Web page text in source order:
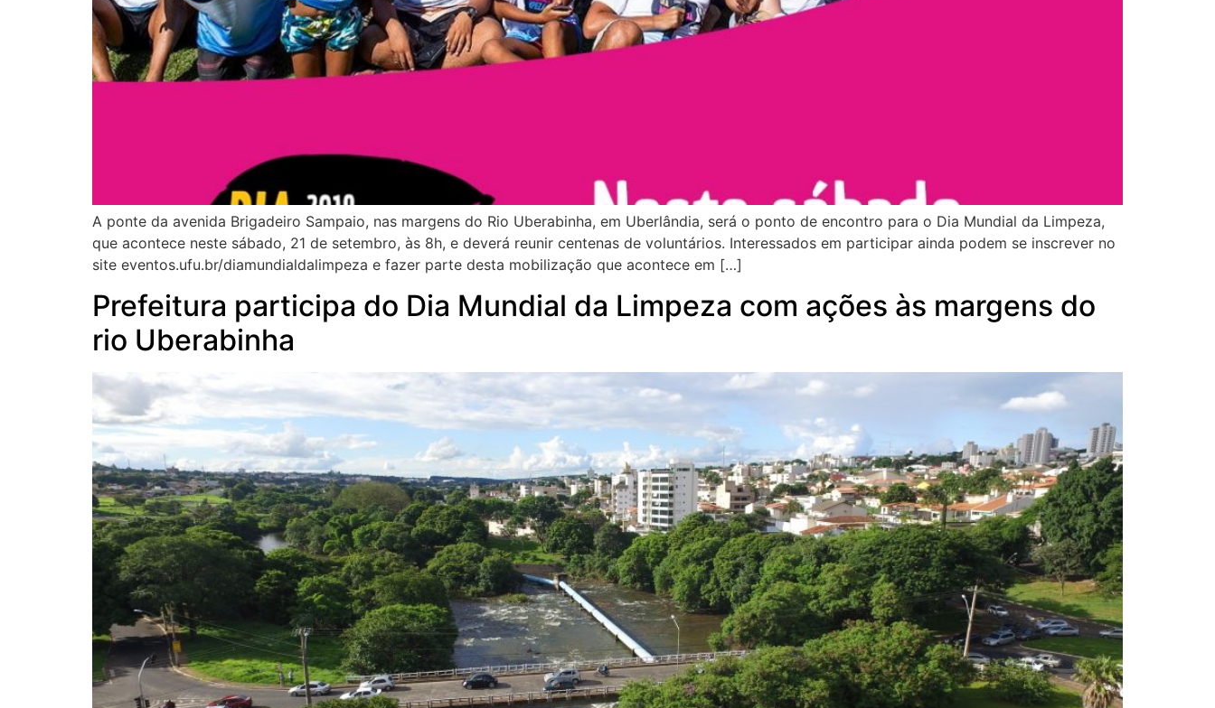
A ponte da avenida Brigadeiro Sampaio, nas margens do Rio Uberabinha, em Uberlândia, será o ponto de encontro para o Dia Mundial da Limpeza,
que acontece neste sábado, 21 de setembro, às 8h, e deverá reunir centenas de voluntários. Interessados em participar ainda podem se inscrever no
site eventos.ufu.br/diamundialdalimpeza e fazer parte desta mobilização que acontece em […]
Prefeitura participa do Dia Mundial da Limpeza com ações às margens do
rio Uberabinha